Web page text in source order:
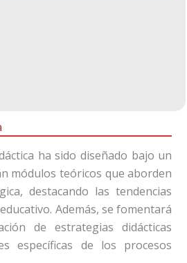
ha sido diseñado bajo un
módulos teóricos que aborden
destacando las tendencias
Además, se fomentará
de estrategias didácticas
específicas de los procesos